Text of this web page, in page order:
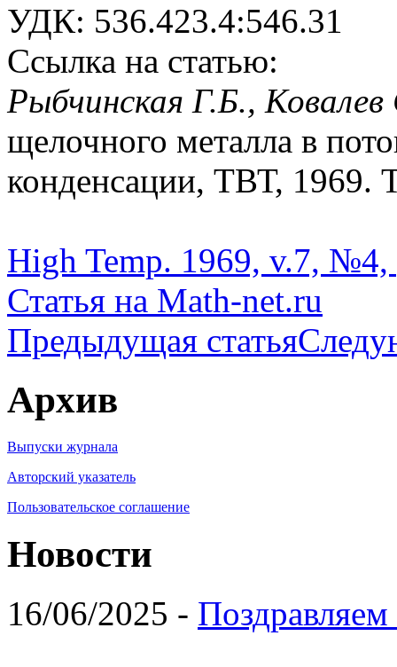
УДК: 536.423.4:546.31
Ссылка на статью:
Рыбчинская Г.Б.,
щелочного металла в
конденсации, ТВТ, 1969.
High Temp. 1969, v.7, №4,
Статья на Math-net.ru
Предыдущая статья
Архив
Выпуски журнала
Авторский указатель
Пользовательское соглашение
Новости
16/06/2025 -